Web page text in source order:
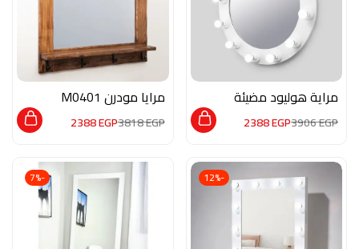
مراية هوليود مضيئة
دائرية M04053906EGP
2388EGP
مرايا مودرن M0401
3818EGP
2388EGP
-12%
-7%